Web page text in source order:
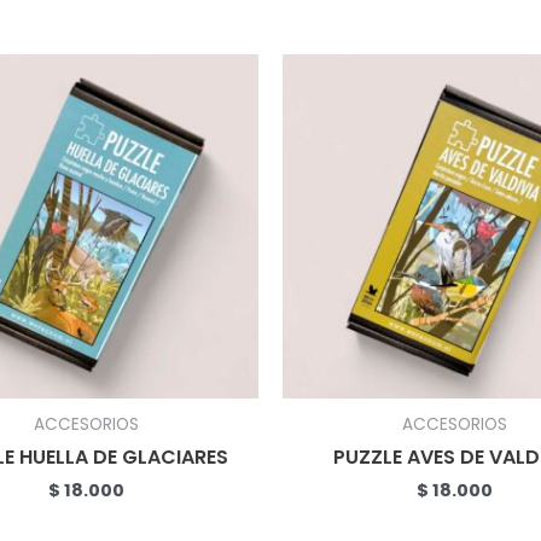
ACCESORIOS
HUELLA DE GLACIARES
$ 18.000
ACCESORIOS
PUZZLE AVES DE
$ 18.000